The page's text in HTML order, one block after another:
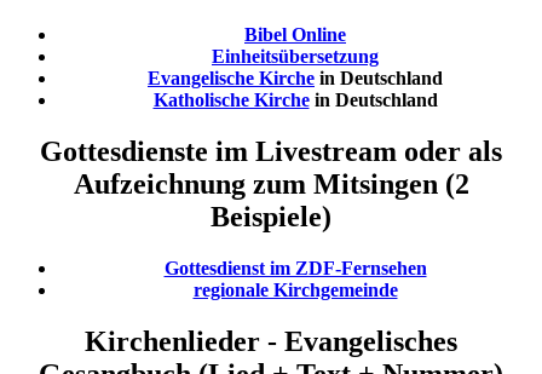
Bibel Online
Einheitsübersetzung
Evangelische Kirche in Deutschland
Katholische Kirchein Deutschland
Gottesdienste im Livestream oder als
Aufzeichnung zum Mitsingen (2
Beispiele)
Gottesdienst im ZDF-Fernsehen
regionale Kirchgemeinde
Kirchenlieder - Evangelisches